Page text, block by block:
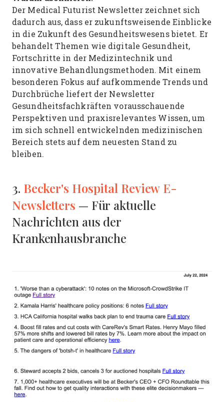
Der Medical Futurist Newsletter zeichnet sich
dadurch aus, dass er zukunftsweisende Einblicke
in die Zukunft des Gesundheitswesens bietet. Er
behandelt Themen wie digitale Gesundheit,
Fortschritte in der Medizintechnik und
innovative Behandlungsmethoden. Mit einem
besonderen Fokus auf aufkommende Trends und
Durchbrüche liefert der Newsletter
Gesundheitsfachkräften vorausschauende
Perspektiven und praxisrelevantes Wissen, um
im sich schnell entwickelnden medizinischen
Bereich stets auf dem neuesten Stand zu
bleiben.
3. Becker's Hospital Review E-
Newsletters — Für aktuelle
Nachrichten aus der
Krankenhausbranche